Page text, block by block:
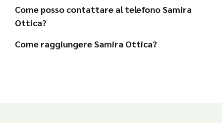
Come posso contattare al telefono Samira
Ottica?
Come raggiungere Samira Ottica?